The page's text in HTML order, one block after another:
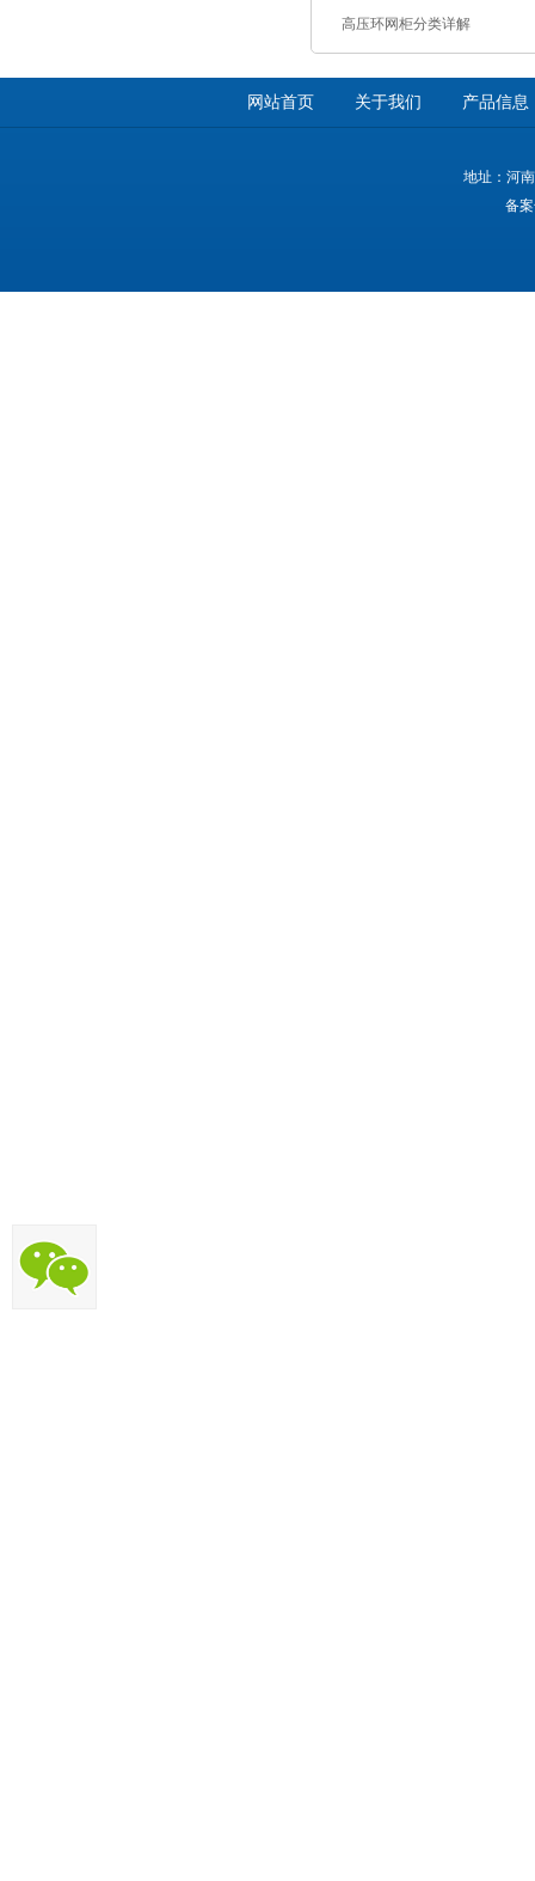
高压环网柜分类详解
网站首页 关于我们 产品信息
地址：河
备